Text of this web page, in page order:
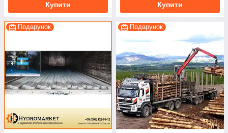
Купити Купити
Подарунок Подарунок